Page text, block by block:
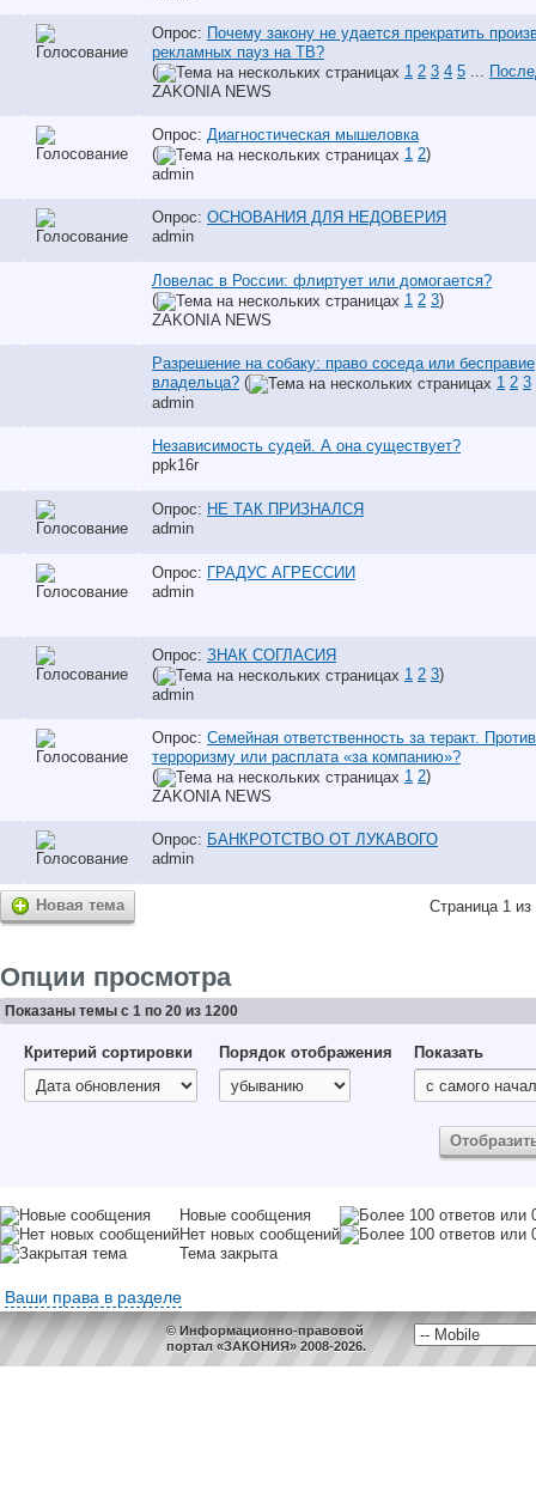
Опрос: Почему закону не удается прекратить
рекламных пауз на ТВ?
(
1 2 3 4 5 ...
ZAKONIA NEWS
Опрос: Диагностическая мышеловка
(
1 2)
аdmin
Опрос: ОСНОВАНИЯ ДЛЯ НЕДОВЕРИЯ
аdmin
Ловелас в России: флиртует или домогается?
(
1 2 3)
ZAKONIA NEWS
Разрешение на собаку: право соседа или бесправие
владельца? ( 1 2 3
аdmin
Независимость судей. А она существует?
ppk16r
Опрос: НЕ ТАК ПРИЗНАЛСЯ
аdmin
Опрос: ГРАДУС АГРЕССИИ
аdmin
Опрос: ЗНАК СОГЛАСИЯ
(
1 2 3)
аdmin
Опрос: Семейная ответственность за теракт.
терроризму или расплата «за компанию»?
(
1 2)
ZAKONIA NEWS
Опрос: БАНКРОТСТВО ОТ ЛУКАВОГО
аdmin
Новая тема Страница 1 из
Опции просмотра
Показаны темы с 1 по 20 из 1200
Критерий сортировки Порядок отображения Показать
Новые сообщения
Нет новых сообщений
Тема закрыта
Ваши права в разделе
© Информационно-правовой
портал «ЗАКОНИЯ» 2008-2026.